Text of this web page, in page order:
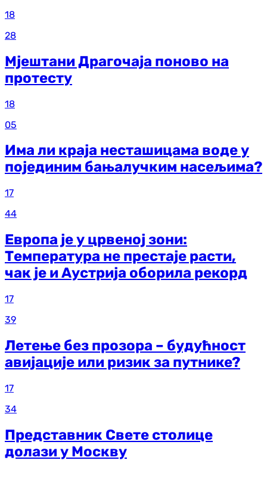
18
28
Мјештани Драгочаја поново на
протесту
18
05
Има ли краја несташицама воде у
појединим бањалучким насељима?
17
44
Европа је у црвеној зони:
Температура не престаје расти,
чак је и Аустрија оборила рекорд
17
39
Летење без прозора – будућност
авијације или ризик за путнике?
17
34
Представник Свете столице
долази у Москву